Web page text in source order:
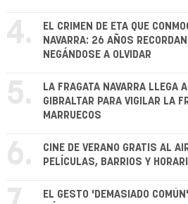
4.
EL CRIMEN DE ETA QUE
NAVARRA: 26 AÑOS
NEGÁNDOSE A OLVIDAR
5.
LA FRAGATA NAVARRA LLEGA
GIBRALTAR PARA VIGILAR LA
MARRUECOS
6.
CINE DE VERANO GRATIS AL
PELÍCULAS, BARRIOS Y
EL GESTO 'DEMASIADO